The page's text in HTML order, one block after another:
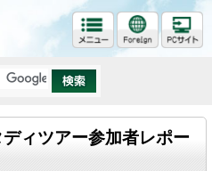
ィツアー参加者レポー